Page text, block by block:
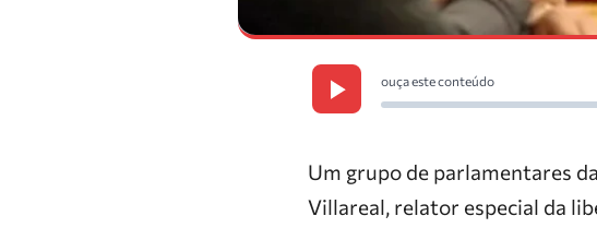
ouça este conteúdo
Um grupo de parlamentares
Villareal, relator especial da